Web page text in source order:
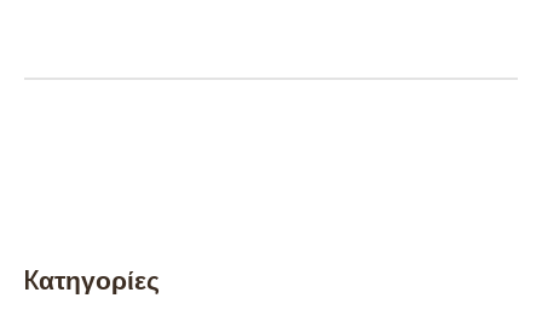
Kατηγορίες